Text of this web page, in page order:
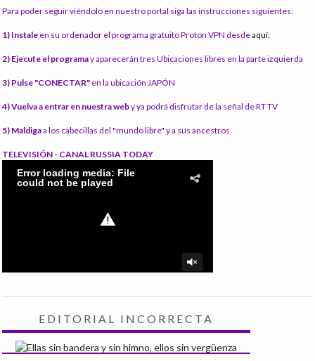
Para poder seguir viéndolo en nuestro portal siga las instrucciones siguientes:
1) Instale en su ordenador el programa gratuito Proton VPN desdeaquí:
2) Ejecute el programay aparecerán tres Ubicaciones libres en la parte izquierda
3) Pulse "CONECTAR" en la ubicación JAPÓN
4) Vuelva a entrar en nuestra weby ya podrá disfrutar de la señal de RT TV
5) Maldigaa los cabecillas del "mundo libre" y a sus ancestros
TELEVISIÓN - CANAL RUSSIA TODAY
EDITORIAL INCORRECTA